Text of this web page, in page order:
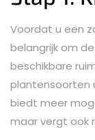
Voordat u een
belangrijk om
beschikbare
plantensoorten
biedt meer
maar vergt ook